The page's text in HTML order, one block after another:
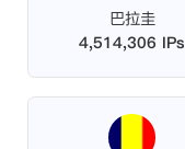
巴拉圭
4,514,306 IPs